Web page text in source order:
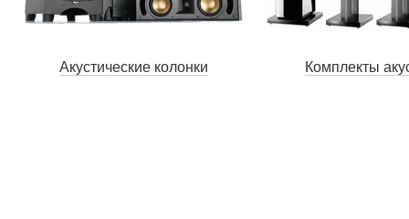
Акустические колонки Комплекты